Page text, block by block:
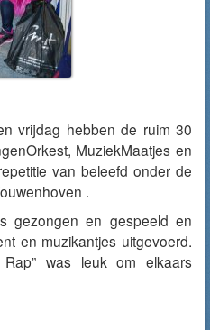
vrijdag hebben de ruim 30
MuziekMaatjes en
van beleefd onder de
.
gezongen en gespeeld en
en muzikantjes uitgevoerd.
Rap” was leuk om elkaars